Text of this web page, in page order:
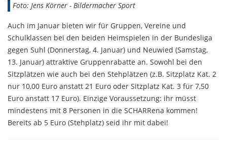
Foto: Jens Körner - Bildermacher Sport
Auch im Januar bieten wir für Gruppen, Vereine und
Schulklassen bei den beiden Heimspielen in der Bundesliga
gegen Suhl (Donnerstag, 4. Januar) und Neuwied (Samstag,
13. Januar) attraktive Gruppenrabatte an. Sowohl bei den
Sitzplätzen wie auch bei den Stehplätzen (z.B. Sitzplatz Kat. 2
nur 10,00 Euro anstatt 21 Euro oder Sitzplatz Kat. 3 für 7,50
Euro anstatt 17 Euro). Einzige Voraussetzung: ihr müsst
mindestens mit 8 Personen in die SCHARRena kommen!
Bereits ab 5 Euro (Stehplatz) seid ihr mit dabei!